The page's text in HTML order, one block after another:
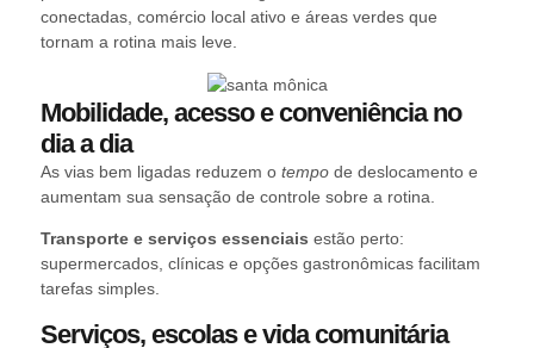
conectadas, comércio local ativo e áreas verdes que
tornam a rotina mais leve.
Mobilidade, acesso e conveniência no
dia a dia
As vias bem ligadas reduzem o tempo de deslocamento e
aumentam sua sensação de controle sobre a rotina.
Transporte e serviços essenciais estão perto:
supermercados, clínicas e opções gastronômicas facilitam
tarefas simples.
Serviços, escolas e vida comunitária